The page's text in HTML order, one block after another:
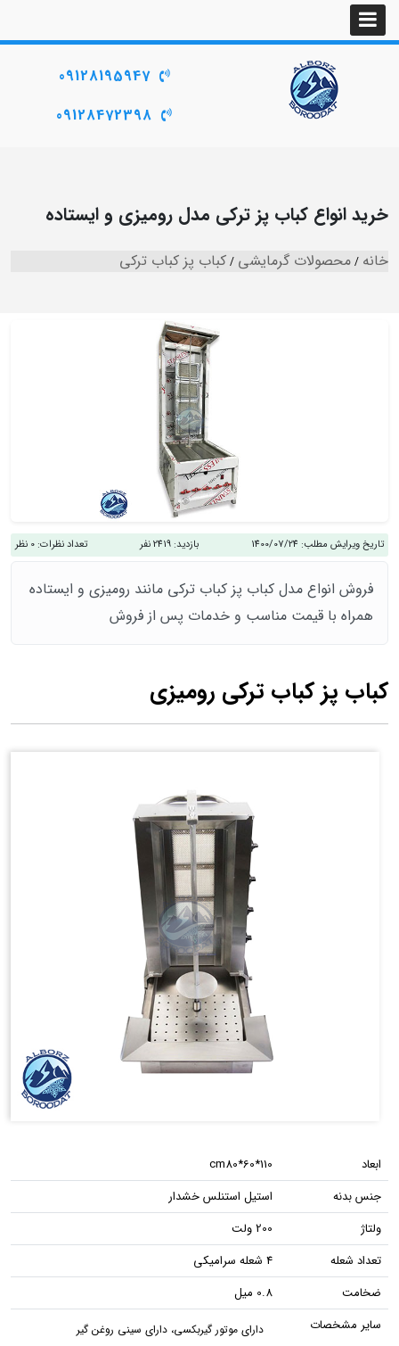
09128195947
09128472398
خرید انواع کباب پز ترکی مدل رومیزی و ایستاده
خانه محصولات گرمایشی کباب پز کباب ترکی
تاریخ ویرایش مطلب: 1400/07/24 بازدید: 2419 نفر تعداد نظرات: 0 نظر
فروش انواع مدل کباب پز کباب ترکی مانند رومیزی و ایستاده
همراه با قیمت مناسب و خدمات پس از فروش
کباب پز کباب ترکی رومیزی
ابعاد
cm80*60*110
جنس بدنه
استیل استنلس خشدار
ولتاژ
200 ولت
تعداد شعله
4 شعله سرامیکی
ضخامت
0.8 میل
سایر مشخصات
دارای موتور گیربکسی، دارای سینی روغن گیر